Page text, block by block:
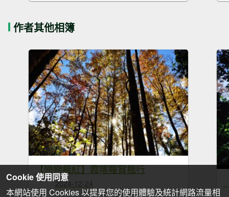
作者其他相簿
【戀戀楓紅】霞喀羅賞楓行
2024-12-24
Cookie 使用同意
本網站使用 Cookies 以提昇您的使用體驗及統計網路流量相